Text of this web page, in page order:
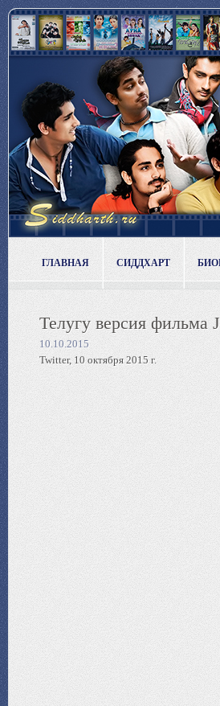
ГЛАВНАЯ СИДДХАРТ
Телугу версия фильма
10.10.2015
Twitter, 10 октября 2015 г.